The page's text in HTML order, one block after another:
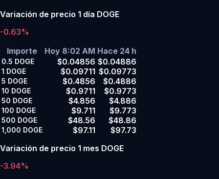
Variación de precio 1 día DOGE
-0.63%
Importe
Hoy 8:02 AM Hace 24 h
0.5 DOGE $0.04856 $0.04886
1 DOGE $0.09711 $0.09773
5 DOGE $0.4856 $0.4886
10 DOGE $0.9711 $0.9773
50 DOGE $4.856 $4.886
100 DOGE $9.711 $9.773
500 DOGE $48.56 $48.86
1,000 DOGE $97.11
$97.73
Variación de precio 1 mes DOGE
-3.94%